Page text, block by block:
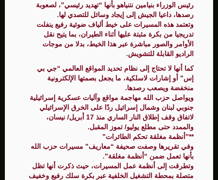
رئيس الوزراء بنيامين نتنياهو بأنها “تهديد رئيسي”، لصعوبة
رصدها، داعيا الجيش إلى إيجاد وسائل للتصدي لها.
وتعتمد هذه المسيرات على خيط ألياف ضوئية رفيع ينفلت
تدريجيا من بكرة مثبتة عليها أثناء الطيران، بما يتيح نقل
الأوامر والصور مباشرة عبر هذا الخيط، بدلا من موجات
الراديو القابلة للتشويش.
كما أنها لا تحتاج إلى نظام تحديد المواقع العالمي “جي بي
إس” أو إشارات لاسلكية، ما يجعل بصمتها الإلكترونية
منخفضة ويصعب رصدها.
ويواصل حزب الله مهاجمة مواقع وآليات عسكرية إسرائيلية
جنوبي لبنان وشمال إسرائيل ردًا على الخرق الإسرائيلي
لاتفاق وقف إطلاق النار الساري منذ 17 أبريل/ نيسان،
والممدد حتى مطلع يوليو/ تموز المقبل.
**”أنظمة مغلقة تحكم الطائرات”
وفي تقريرها وصفت صحيفة “معاريف” مسيرات حزب الله
بأنها تعمل ضمن “أنظمة مغلقة”.
وتطرقت إلى أنظمة عمل المسيرات، حيث ذكرت أنها تظل
متصلة بمحطة التشغيل الخلفية عبر بكرة سلك رفيع وخفيف